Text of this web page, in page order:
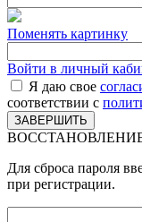
Поменять картинку
Войти в личный
Я даю свое
соответствии с
Для сброса пароля
при регистрации.